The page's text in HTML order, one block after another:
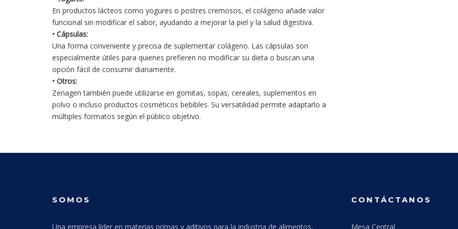
En productos lácteos como yogures o postres cremosos, el colágeno añade valor
funcional sin modificar el sabor, ayudando a mejorar la piel y la salud digestiva.
• Cápsulas:
Una forma conveniente y precisa de suplementar colágeno. Las cápsulas son
especialmente útiles para quienes prefieren no modificar su dieta o buscan una
opción fácil de consumir diariamente.
• Otros:
Zenagen también puede utilizarse en gomitas, sopas, cereales, suplementos en
polvo o incluso productos cosméticos bebibles. Su versatilidad permite adaptarlo a
múltiples formatos según el público objetivo.
SOMOS
Una empresa líder en materias primas y aditivos para la industria de alimentos,
CONTÁCTANOS
Mesa Central